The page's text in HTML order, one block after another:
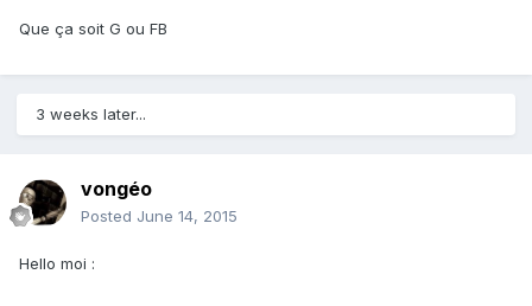
Que ça soit G ou FB
3 weeks later...
vongéo
Posted June 14, 2015
Hello moi :